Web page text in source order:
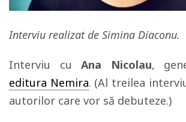
Interviu realizat de Simina Diaconu.
Interviu cuAna Nicolau,
editura Nemira. (Al treilea
autorilor care vor să debuteze.)